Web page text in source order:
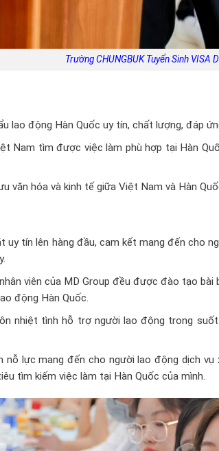
Trường CHUNGBUK Tuyển Sinh VISA
lao động Hàn Quốc uy tín, chất lượng, đáp
Nam tìm được việc làm phù hợp tại Hàn
văn hóa và kinh tế giữa Việt Nam và Hàn
uy tín lên hàng đầu, cam kết mang đến cho
viên của MD Group đều được đào tạo bài
động Hàn Quốc.
nhiệt tình hỗ trợ người lao động trong
nỗ lực mang đến cho người lao động dịch
tìm kiếm việc làm tại Hàn Quốc của mình.